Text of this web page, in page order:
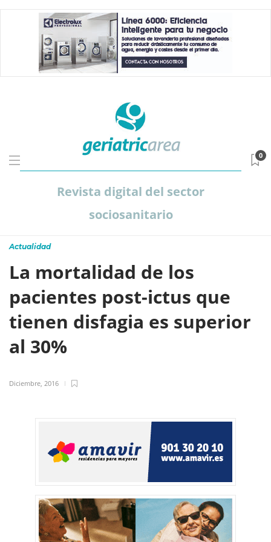
Revista digital del sector
sociosanitario
0
Actualidad
La mortalidad de los
pacientes post-ictus que
tienen disfagia es superior
al 30%
Diciembre, 2016